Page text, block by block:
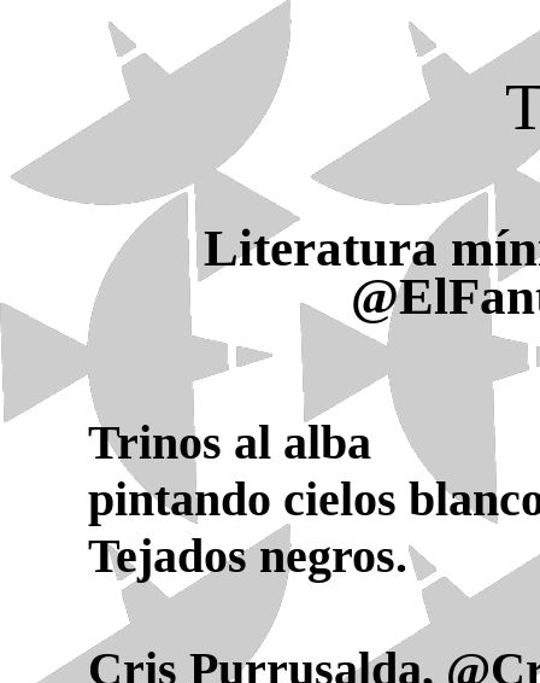
Literatura
Trinos al alba
pintando cielos
Tejados negros.
Cris Purrusalda,